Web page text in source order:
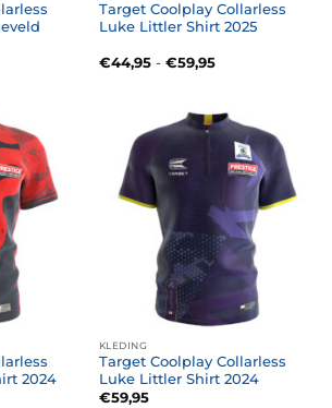
Target Coolplay Collarless
Luke Littler Shirt 2025
€44,95 - €59,95Prijsklasse:
2024
KLEDING
Target Coolplay Collarless
Luke Littler Shirt 2024
€59,95